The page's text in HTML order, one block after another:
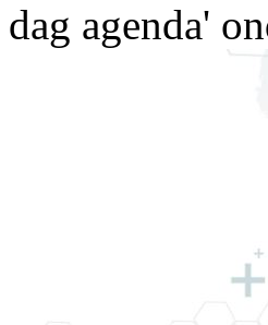
dag agenda'